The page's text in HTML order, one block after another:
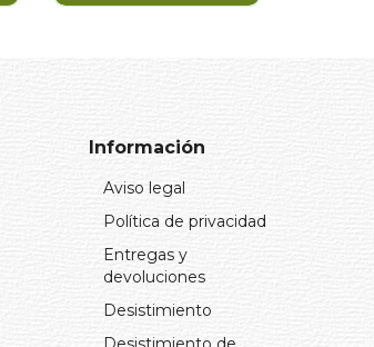
Información
Aviso legal
Política de privacidad
Entregas y
devoluciones
Desistimiento